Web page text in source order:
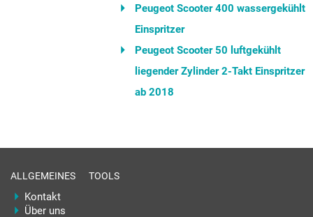
Peugeot Scooter 400 wassergekühlt
Einspritzer
Peugeot Scooter 50 luftgekühlt
liegender Zylinder 2-Takt Einspritzer
ab 2018
ALLGEMEINES
Kontakt
Über uns
TOOLS